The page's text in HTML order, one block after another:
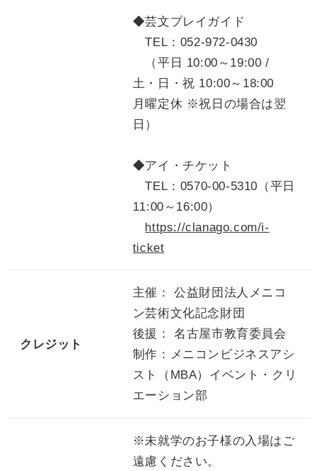
◆芸文プレイガイド
TEL：052-972-0430
（平日 10:00～19:00 /
土・日・祝 10:00～18:00
月曜定休 ※祝日の場合は翌
日）
◆アイ・チケット
TEL：0570-00-5310（平日
11:00～16:00）
https://clanago.com/i-
ticket
クレジット
主催： 公益財団法人メニコ
ン芸術文化記念財団
後援： 名古屋市教育委員会
制作：メニコンビジネスアシ
スト（MBA）イベント・クリ
エーション部
※未就学のお子様の入場はご
遠慮ください。